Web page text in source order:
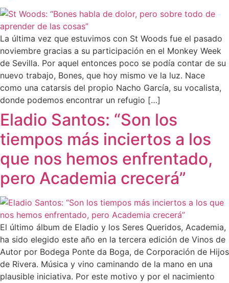
La última vez que estuvimos con St Woods fue el pasado
noviembre gracias a su participación en el Monkey Week
de Sevilla. Por aquel entonces poco se podía contar de su
nuevo trabajo, Bones, que hoy mismo ve la luz. Nace
como una catarsis del propio Nacho García, su vocalista,
donde podemos encontrar un refugio […]
Eladio Santos: “Son los
tiempos más inciertos a los
que nos hemos enfrentado,
pero Academia crecerá”
El último álbum de Eladio y los Seres Queridos, Academia,
ha sido elegido este año en la tercera edición de Vinos de
Autor por Bodega Ponte da Boga, de Corporación de Hijos
de Rivera. Música y vino caminando de la mano en una
plausible iniciativa. Por este motivo y por el nacimiento